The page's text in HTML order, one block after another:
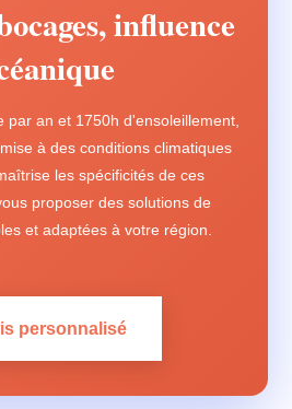
influence
par an et 1750h d'ensoleillement,
à des conditions climatiques
les spécificités de ces
proposer des solutions de
et adaptées à votre région.
personnalisé